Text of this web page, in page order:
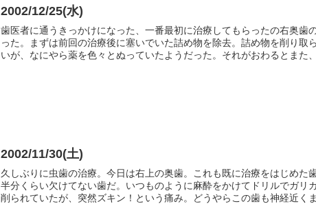
2002/12/25(水)
歯医者に通うきっかけになった、一番最初に治療してもらったの右奥歯
った。まずは前回の治療後に塞いでいた詰め物を除去。詰め物を削り取
いが、なにやら薬を色々とぬっていたようだった。それがおわるとまた、
2002/11/30(土)
久しぶりに虫歯の治療。今日は右上の奥歯。これも既に治療をはじめた
半分くらい欠けてない歯だ。いつものように麻酔をかけてドリルでガリ
削られていたが、突然ズキン！という痛み。どうやらこの歯も神経近くま